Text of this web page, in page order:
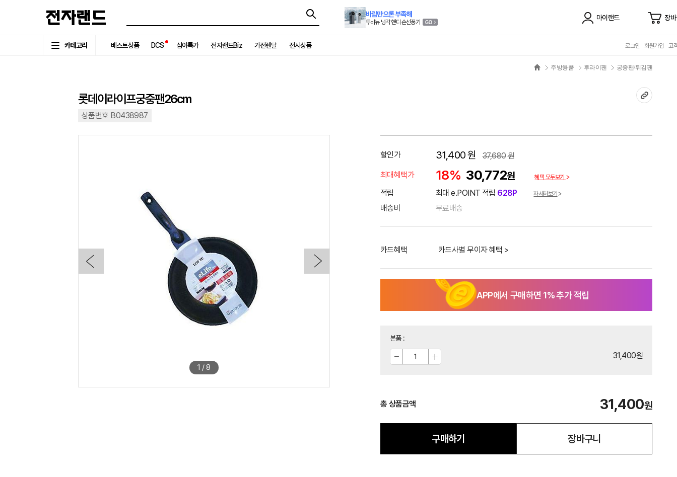
바람만으론 부족해
투비뉴 냉각 핸디 손선풍기
마이랜드 장
카테고리 베스트상품 DCS 심야특가 전자랜드Biz 가전렌탈 전시상품 로그인 회원가입 고
주방용품 후라이팬 궁중팬/튀김팬
롯데이라이프궁중팬26cm
상품번호 B0438987
1 /8
할인가 31,400원 37,680원
최대혜택가
18% 30,772원 혜택 모두보기
적립 최대 e.POINT 적립 628P 자세히보기
배송비 무료배송
카드혜택 카드사별 무이자 혜택 >
APP에서 구매하면 1% 추가 적립
본품:
31,400원
총 상품금액 31,400원
구매하기 장바구니